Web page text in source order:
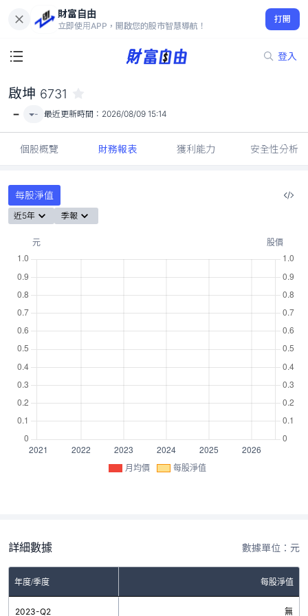
財富自由
立即使用APP，開啟您的股市智慧導航！
打開
登入
-
啟坤 6731
- - 最近更新時間： 2026/08/09 15:14
個股概覽 財務報表 獲利能力 安全性分析
每股淨值
近5年 季報
月均價 每股淨值
詳細數據 數據單位：元
年度/季度 每股淨值
2023-Q2 無